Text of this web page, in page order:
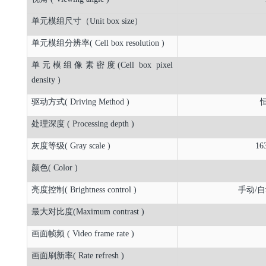
单元模组尺寸（Unit box size）
单元模组分辨率( Cell box resolution )
单元模组像素密度(Cell box pixel
density )
驱动方式( Driving Method )
处理深度 ( Processing depth )
灰度等级( Gray scale )
颜色( Color )
亮度控制( Brightness control ) 手动/
最大对比度(Maximum contrast )
画面帧频 ( Video frame rate )
画面刷新率( Rate refresh )